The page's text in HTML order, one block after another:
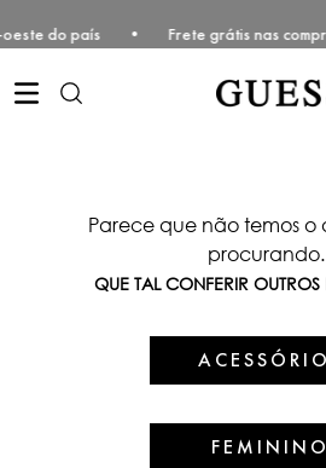
oeste do país • Frete grátis nas
Parece que não temos o
QUE TAL CONFERIR
FEMININO